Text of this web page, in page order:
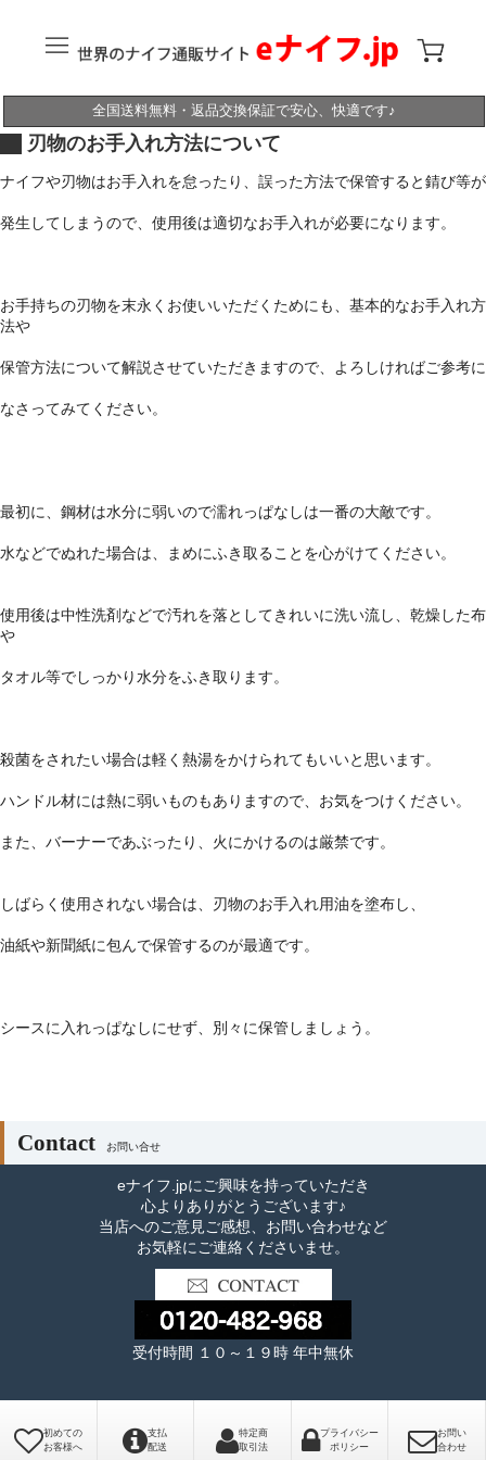
全国送料無料・返品交換保証で安心、快適です♪
刃物のお手入れ方法について
ナイフや刃物はお手入れを怠ったり、誤った方法で保管すると錆び等が
発生してしまうので、使用後は適切なお手入れが必要になります。
お手持ちの刃物を末永くお使いいただくためにも、基本的なお手入れ方
法や
保管方法について解説させていただきますので、よろしければご参考に
なさってみてください。
最初に、鋼材は水分に弱いので濡れっぱなしは一番の大敵です。
水などでぬれた場合は、まめにふき取ることを心がけてください。
使用後は中性洗剤などで汚れを落としてきれいに洗い流し、乾燥した布
や
タオル等でしっかり水分をふき取ります。
殺菌をされたい場合は軽く熱湯をかけられてもいいと思います。
ハンドル材には熱に弱いものもありますので、お気をつけください。
また、バーナーであぶったり、火にかけるのは厳禁です。
しばらく使用されない場合は、刃物のお手入れ用油を塗布し、
油紙や新聞紙に包んで保管するのが最適です。
シースに入れっぱなしにせず、別々に保管しましょう。
Contact お問い合せ
eナイフ.jpにご興味を持っていただき
心よりありがとうございます♪
当店へのご意見ご感想、お問い合わせなど
お気軽にご連絡くださいませ。
受付時間 １０～１９時 年中無休
初めての
お客様へ
支払
配送
特定商
取引法
プライバシー
ポリシー
お問い
合わせ